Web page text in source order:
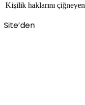
Kişilik haklarını
Site’den